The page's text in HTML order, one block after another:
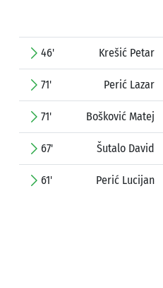
46' Krešić Petar
71' Perić Lazar
71' Bošković Matej
67' Šutalo David
61' Perić Lucijan